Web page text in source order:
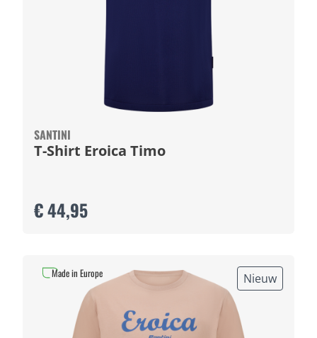
SANTINI
T-Shirt Eroica Timo
€ 44,95
Nieuw
Made in Europe